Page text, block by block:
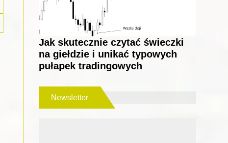
Jak skutecznie czytać świeczki
na giełdzie i unikać typowych
pułapek tradingowych
Newsletter